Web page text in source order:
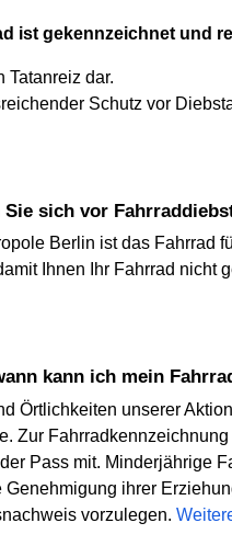
ist gekennzeichnet und
Tatanreiz dar.
Schutz vor
Sie sich vor
Berlin ist das Fahrrad
Ihnen Ihr Fahrrad nicht
wann kann ich mein
Örtlichkeiten unserer
Zur
Pass mit. Minderjährige
Genehmigung ihrer
vorzulegen.